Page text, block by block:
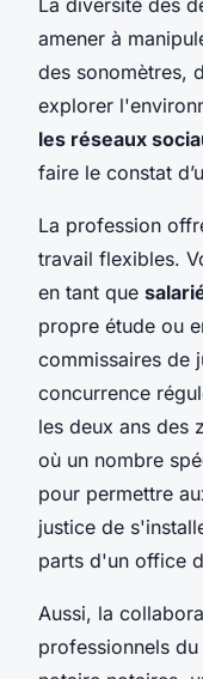
amener à
des sonomètres,
explorer
les réseaux
faire le constat
La profession
travail flexibles.
en tant que
propre étude ou
commissaires de
concurrence
les deux ans des
où un nombre
pour permettre
justice de
parts d'un office
Aussi, la
professionnels